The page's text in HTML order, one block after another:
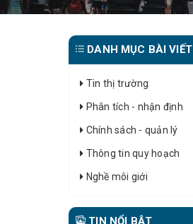
DANH MỤC BÀI VIẾT
Tin thị trường
Phân tích - nhận định
Chính sách - quản lý
Thông tin quy hoạch
Nghề môi giới
TIN NỔI BẬT